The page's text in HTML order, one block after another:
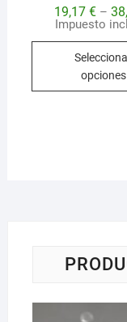
19,17 €–
Impuesto
opciones